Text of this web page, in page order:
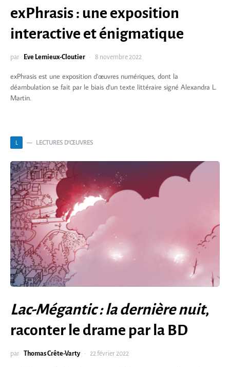
exPhrasis : une exposition
interactive et énigmatique
par Eve Lemieux-Cloutier 8 novembre 2022
exPhrasis est une exposition d'œuvres numériques, dont la
déambulation se fait par le biais d'un texte littéraire signé Alexandra L.
Martin.
L LECTURES D’ŒUVRES
Lac-Mégantic : la dernière nuit,
raconter le drame par la BD
par Thomas Crête-Varty 22 février 2022